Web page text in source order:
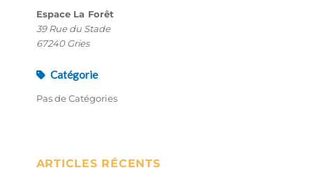
Espace La Forêt
39 Rue du Stade
67240 Gries
Catégorie
Pas de Catégories
ARTICLES RÉCENTS